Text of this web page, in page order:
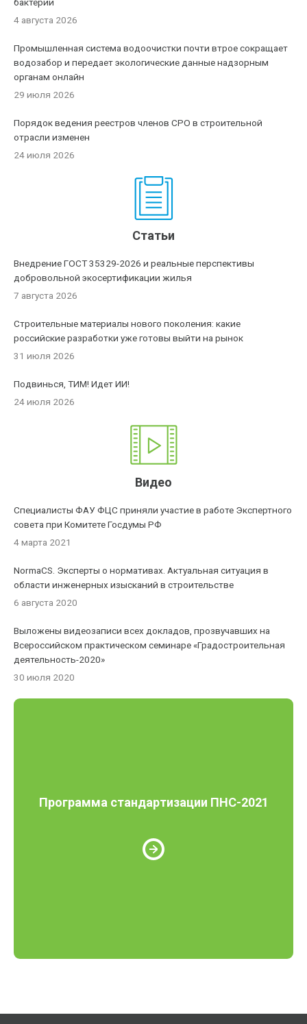
4 августа 2026
Промышленная система водоочистки почти втрое сокращает
водозабор и передает экологические данные надзорным
органам онлайн
29 июля 2026
Порядок ведения реестров членов СРО в строительной
отрасли изменен
24 июля 2026
Статьи
Внедрение ГОСТ 35329-2026 и реальные перспективы
добровольной экосертификации жилья
7 августа 2026
Строительные материалы нового поколения: какие
российские разработки уже готовы выйти на рынок
31 июля 2026
Подвинься, ТИМ! Идет ИИ!
24 июля 2026
Видео
Специалисты ФАУ ФЦС приняли участие в работе Экспертного
совета при Комитете Госдумы РФ
4 марта 2021
NormaCS. Эксперты о нормативах. Актуальная ситуация в
области инженерных изысканий в строительстве
6 августа 2020
Выложены видеозаписи всех докладов, прозвучавших на
Всероссийском практическом семинаре «Градостроительная
деятельность-2020»
30 июля 2020
Программа стандартизации ПНС-2021